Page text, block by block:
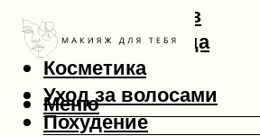
Макияж глаз
Макияж лица
Косметика
Уход за волосами
Похудение
Меню